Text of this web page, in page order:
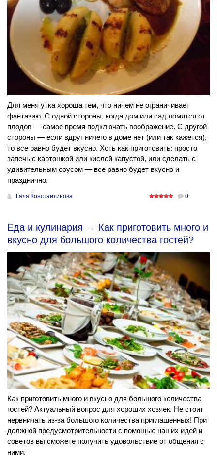
Для меня утка хороша тем, что ничем не ограничивает
фантазию. С одной стороны, когда дом или сад ломятся от
плодов — самое время подключать воображение. С другой
стороны — если вдруг ничего в доме нет (или так кажется),
то все равно будет вкусно. Хоть как приготовить: просто
запечь с картошкой или кислой капустой, или сделать с
удивительным соусом — все равно будет вкусно и
празднично.
Галя Константинова 0
Еда и кулинария → Как приготовить много и
вкусно для большого количества гостей?
Как приготовить много и вкусно для большого количества
гостей? Актуальный вопрос для хороших хозяек. Не стоит
нервничать из-за большого количества приглашенных! При
должной предусмотрительности с помощью наших идей и
советов вы сможете получить удовольствие от общения с
ними.